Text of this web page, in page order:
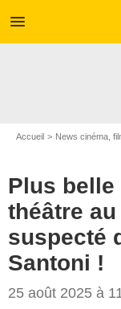
menu
Accueil News cinéma,
Plus
théâtre
suspecté
Santoni !
25 août 2025 à